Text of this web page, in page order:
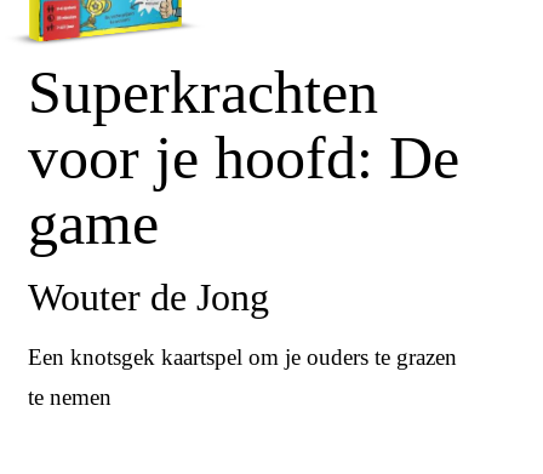
Superkrachten
voor je hoofd: De
game
Wouter de Jong
Een knotsgek kaartspel om je ouders te grazen
te nemen